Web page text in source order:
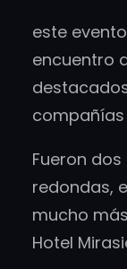
este
encuentro
Fueron
redondas,
mucho
Hotel